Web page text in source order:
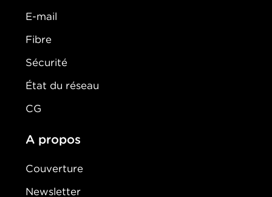
E-mail
Fibre
Sécurité
État du réseau
CG
A propos
Couverture
Newsletter